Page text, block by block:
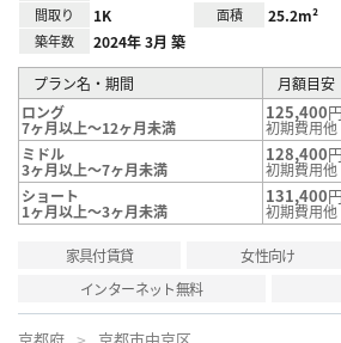
間取り 1K 面積 25.2m²
築年数 2024年 3月 築
プラン名・期間
月額目安
ロング
7ヶ月以上～12ヶ月未満
125,400
初期費用
ミドル
3ヶ月以上～7ヶ月未満
128,400
初期費用
ショート
1ヶ月以上～3ヶ月未満
131,400
初期費用
家具付賃貸 女性向け
インターネット無料
京都府 京都市中京区